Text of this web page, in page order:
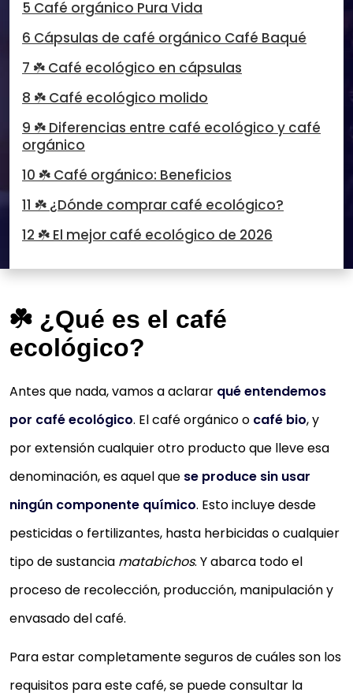
5 Café orgánico Pura Vida
6 Cápsulas de café orgánico Café Baqué
7 ☘️ Café ecológico en cápsulas
8 ☘️ Café ecológico molido
9 ☘️ Diferencias entre café ecológico y café
orgánico
10 ☘️ Café orgánico: Beneficios
11 ☘️ ¿Dónde comprar café ecológico?
12 ☘️ El mejor café ecológico de 2026
☘️ ¿Qué es el café
ecológico?
Antes que nada, vamos a aclarar qué entendemos
por café ecológico. El café orgánico o café bio, y
por extensión cualquier otro producto que lleve esa
denominación, es aquel que se produce sin usar
ningún componente químico. Esto incluye desde
pesticidas o fertilizantes, hasta herbicidas o cualquier
tipo de sustancia matabichos. Y abarca todo el
proceso de recolección, producción, manipulación y
envasado del café.
Para estar completamente seguros de cuáles son los
requisitos para este café, se puede consultar la